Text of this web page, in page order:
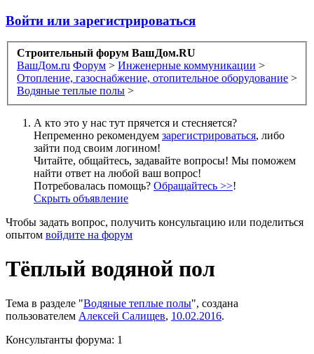
Войти или зарегистрироваться
Строительный форум ВашДом.RU
ВашДом.ru Форум > Инженерные коммуникации >
Отопление, газоснабжение, отопительное оборудование >
Водяные теплые полы >
А кто это у нас тут прячется и стесняется?
Непременно рекомендуем зарегистрироваться, либо
зайти под своим логином!
Читайте, общайтесь, задавайте вопросы! Мы поможем
найти ответ на любой ваш вопрос!
Потребовалась помощь? Обращайтесь >>!
Скрыть объявление
Чтобы задать вопрос, получить консультацию или поделиться
опытом войдите на форум
Тёплый водяной пол
Тема в разделе "Водяные теплые полы", создана
пользователем Алексей Салищев, 10.02.2016.
Консультанты форума: 1